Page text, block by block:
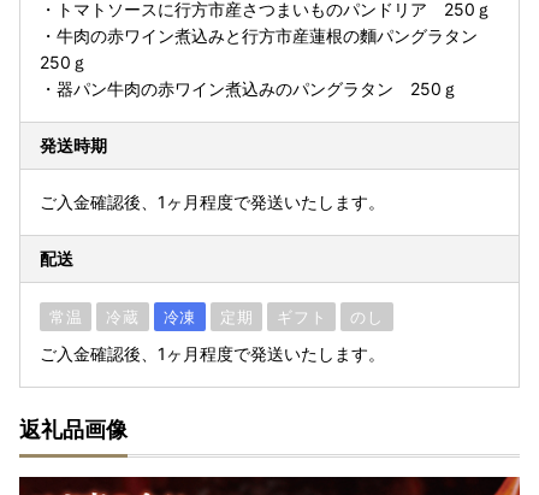
・トマトソースに行方市産さつまいものパンドリア 250ｇ
・牛肉の赤ワイン煮込みと行方市産蓮根の麵パングラタン
250ｇ
・器パン牛肉の赤ワイン煮込みのパングラタン 250ｇ
発送時期
ご入金確認後、1ヶ月程度で発送いたします。
配送
常温 冷蔵 冷凍 定期 ギフト のし
ご入金確認後、1ヶ月程度で発送いたします。
返礼品画像